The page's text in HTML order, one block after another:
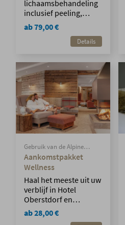
lichaamsbehandeling
inclusief peeling,
lichaamspakkingen,
warmtebehandeling
met hot stones en
voetmassage en
afsluitende
verzorging.
ab 79,00 €
Details
Gebruik van de Alpine
wellnessruimte vanaf 10:00
uur op de dag van
aankomst.
Aankomstpakket
Wellness
Haal het meeste uit uw
verblijf in Hotel
Oberstdorf en
ontspan vanaf 10.00
uur op uw
ab 28,00 €